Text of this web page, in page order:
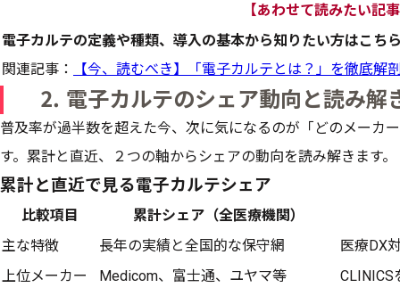
【あわせて読みたい記
電子カルテの定義や種類、導入の基本から知りたい方はこち
関連記事：
【今、読むべき】「電子カルテとは？」を徹底解
⒉ 電子カルテのシェア動向と読み解
普及率が過半数を超えた今、次に気になるのが「どのメーカ
す。累計と直近、２つの軸からシェアの動向を読み解きます。
累計と直近で見る電子カルテシェア
比較項目
累計シェア（全医療機関）
主な特徴
長年の実績と全国的な保守網
医療DX
上位メーカー
Medicom、富士通、ユヤマ等
CLINICS